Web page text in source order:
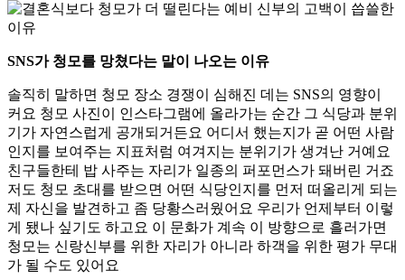
SNS가 청모를 망쳤다는 말이 나오는 이유
솔직히 말하면 청모 장소 경쟁이 심해진 데는 SNS의 영향이
커요 청모 사진이 인스타그램에 올라가는 순간 그 식당과 분위
기가 자연스럽게 공개되거든요 어디서 했는지가 곧 어떤 사람
인지를 보여주는 지표처럼 여겨지는 분위기가 생겨난 거예요
친구들한테 밥 사주는 자리가 일종의 퍼포먼스가 돼버린 거죠
저도 청모 초대를 받으면 어떤 식당인지를 먼저 떠올리게 되는
제 자신을 발견하고 좀 당황스러웠어요 우리가 언제부터 이렇
게 됐나 싶기도 하고요 이 문화가 계속 이 방향으로 흘러가면
청모는 신랑신부를 위한 자리가 아니라 하객을 위한 평가 무대
가 될 수도 있어요